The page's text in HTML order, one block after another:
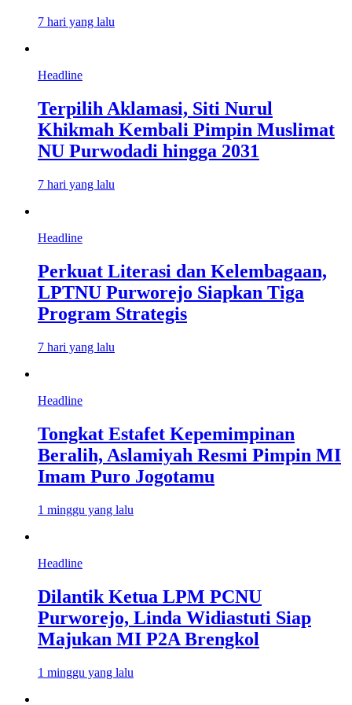
7 hari yang lalu
Headline
Terpilih Aklamasi, Siti Nurul
Khikmah Kembali Pimpin Muslimat
NU Purwodadi hingga 2031
7 hari yang lalu
Headline
Perkuat Literasi dan Kelembagaan,
LPTNU Purworejo Siapkan Tiga
Program Strategis
7 hari yang lalu
Headline
Tongkat Estafet Kepemimpinan
Beralih, Aslamiyah Resmi Pimpin MI
Imam Puro Jogotamu
1 minggu yang lalu
Headline
Dilantik Ketua LPM PCNU
Purworejo, Linda Widiastuti Siap
Majukan MI P2A Brengkol
1 minggu yang lalu